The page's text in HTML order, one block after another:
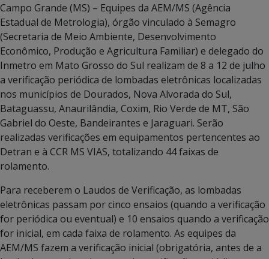
Campo Grande (MS) – Equipes da AEM/MS (Agência
Estadual de Metrologia), órgão vinculado à Semagro
(Secretaria de Meio Ambiente, Desenvolvimento
Econômico, Produção e Agricultura Familiar) e delegado do
Inmetro em Mato Grosso do Sul realizam de 8 a 12 de julho
a verificação periódica de lombadas eletrônicas localizadas
nos municípios de Dourados, Nova Alvorada do Sul,
Bataguassu, Anaurilândia, Coxim, Rio Verde de MT, São
Gabriel do Oeste, Bandeirantes e Jaraguari. Serão
realizadas verificações em equipamentos pertencentes ao
Detran e à CCR MS VIAS, totalizando 44 faixas de
rolamento.
Para receberem o Laudos de Verificação, as lombadas
eletrônicas passam por cinco ensaios (quando a verificação
for periódica ou eventual) e 10 ensaios quando a verificação
for inicial, em cada faixa de rolamento. As equipes da
AEM/MS fazem a verificação inicial (obrigatória, antes de a